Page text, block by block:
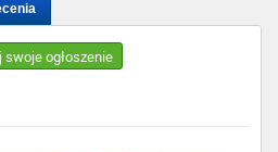
swoje ogłoszenie